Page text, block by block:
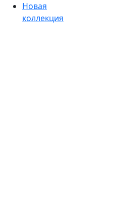
Новая
коллекция